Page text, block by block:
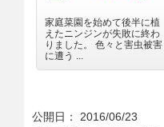
家庭菜園を始めて後半に植
えたニンジンが失敗に終わ
りました。 色々と害虫被害
に遭う ...
公開日： 2016/06/23